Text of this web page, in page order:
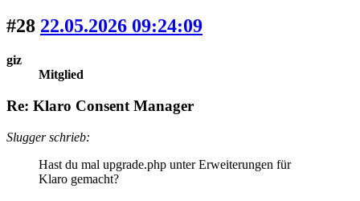
#28 22.05.2026 09:24:09
giz
Mitglied
Re: Klaro Consent Manager
Slugger schrieb:
Hast du mal upgrade.php unter Erweiterungen für
Klaro gemacht?